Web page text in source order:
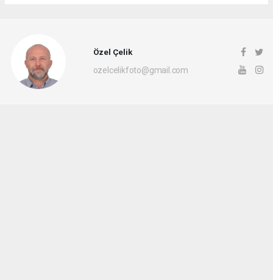
Özel Çelik
ozelcelikfoto@gmail.com